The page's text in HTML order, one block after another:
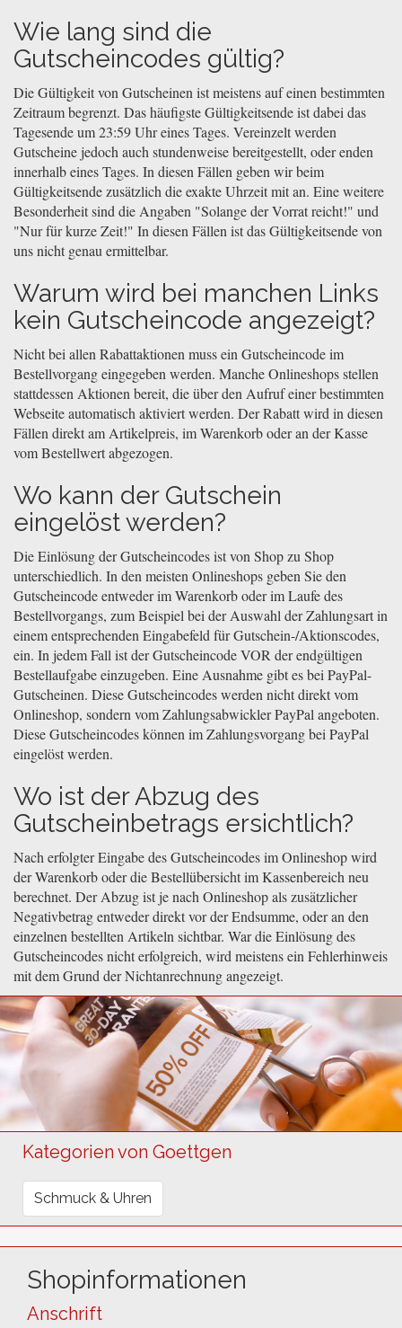
Wie lang sind die
Gutscheincodes gültig?
Die Gültigkeit von Gutscheinen ist meistens auf einen bestimmten
Zeitraum begrenzt. Das häufigste Gültigkeitsende ist dabei das
Tagesende um 23:59 Uhr eines Tages. Vereinzelt werden
Gutscheine jedoch auch stundenweise bereitgestellt, oder enden
innerhalb eines Tages. In diesen Fällen geben wir beim
Gültigkeitsende zusätzlich die exakte Uhrzeit mit an. Eine weitere
Besonderheit sind die Angaben "Solange der Vorrat reicht!" und
"Nur für kurze Zeit!" In diesen Fällen ist das Gültigkeitsende von
uns nicht genau ermittelbar.
Warum wird bei manchen Links
kein Gutscheincode angezeigt?
Nicht bei allen Rabattaktionen muss ein Gutscheincode im
Bestellvorgang eingegeben werden. Manche Onlineshops stellen
stattdessen Aktionen bereit, die über den Aufruf einer bestimmten
Webseite automatisch aktiviert werden. Der Rabatt wird in diesen
Fällen direkt am Artikelpreis, im Warenkorb oder an der Kasse
vom Bestellwert abgezogen.
Wo kann der Gutschein
eingelöst werden?
Die Einlösung der Gutscheincodes ist von Shop zu Shop
unterschiedlich. In den meisten Onlineshops geben Sie den
Gutscheincode entweder im Warenkorb oder im Laufe des
Bestellvorgangs, zum Beispiel bei der Auswahl der Zahlungsart in
einem entsprechenden Eingabefeld für Gutschein-/Aktionscodes,
ein. In jedem Fall ist der Gutscheincode VOR der endgültigen
Bestellaufgabe einzugeben. Eine Ausnahme gibt es bei PayPal-
Gutscheinen. Diese Gutscheincodes werden nicht direkt vom
Onlineshop, sondern vom Zahlungsabwickler PayPal angeboten.
Diese Gutscheincodes können im Zahlungsvorgang bei PayPal
eingelöst werden.
Wo ist der Abzug des
Gutscheinbetrags ersichtlich?
Nach erfolgter Eingabe des Gutscheincodes im Onlineshop wird
der Warenkorb oder die Bestellübersicht im Kassenbereich neu
berechnet. Der Abzug ist je nach Onlineshop als zusätzlicher
Negativbetrag entweder direkt vor der Endsumme, oder an den
einzelnen bestellten Artikeln sichtbar. War die Einlösung des
Gutscheincodes nicht erfolgreich, wird meistens ein Fehlerhinweis
mit dem Grund der Nichtanrechnung angezeigt.
Kategorien von Goettgen
Schmuck & Uhren
Shopinformationen
Anschrift